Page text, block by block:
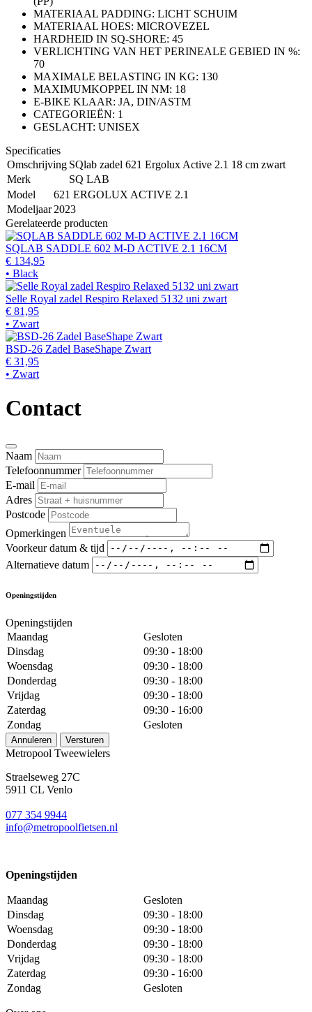
MATERIAAL PADDING: LICHT SCHUIM
MATERIAAL HOES: MICROVEZEL
HARDHEID IN SQ-SHORE: 45
VERLICHTING VAN HET PERINEALE GEBIED IN %:
70
MAXIMALE BELASTING IN KG: 130
MAXIMUMKOPPEL IN NM: 18
E-BIKE KLAAR: JA, DIN/ASTM
CATEGORIEËN: 1
GESLACHT: UNISEX
Specificaties
Omschrijving SQlab zadel 621 Ergolux Active 2.1 18 cm zwart
Merk
SQ LAB
Model
621 ERGOLUX ACTIVE 2.1
Modeljaar 2023
Gerelateerde producten
SQLAB SADDLE 602 M-D ACTIVE 2.1 16CM
€ 134,95
• Black
Selle Royal zadel Respiro Relaxed 5132 uni zwart
€ 81,95
• Zwart
BSD-26 Zadel BaseShape Zwart
€ 31,95
• Zwart
Contact
Naam
Telefoonnummer
E-mail
Adres
Postcode
Opmerkingen
Voorkeur datum & tijd
Alternatieve datum
Openingstijden
Openingstijden
Maandag
Gesloten
Dinsdag
09:30 - 18:00
Woensdag
09:30 - 18:00
Donderdag
09:30 - 18:00
Vrijdag
09:30 - 18:00
Zaterdag
09:30 - 16:00
Zondag
Gesloten
Annuleren Versturen
Metropool Tweewielers
Straelseweg 27C
5911 CL Venlo
077 354 9944
info@metropoolfietsen.nl
Openingstijden
Maandag
Gesloten
Dinsdag
09:30 - 18:00
Woensdag
09:30 - 18:00
Donderdag
09:30 - 18:00
Vrijdag
09:30 - 18:00
Zaterdag
09:30 - 16:00
Zondag
Gesloten